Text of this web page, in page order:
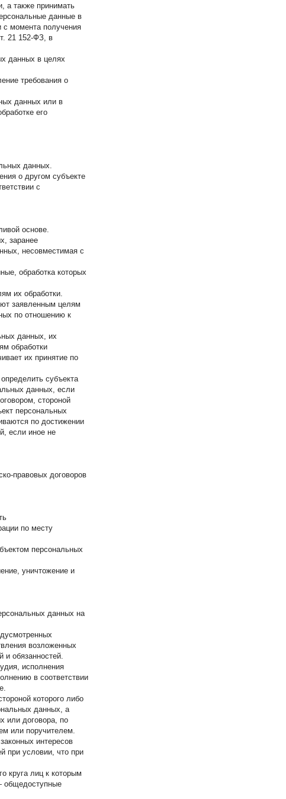
а также принимать
данные в
с момента получения
21 152-ФЗ, в
данных в целях
требования о
данных или в
его
данных.
о другом субъекте
с
основе.
заранее
несовместимая с
обработка которых
их обработки.
заявленным целям
по отношению к
данных, их
обработки
их принятие по
субъекта
данных, если
стороной
персональных
по достижении
если иное не
правовых договоров
по месту
персональных
уничтожение и
данных на
возложенных
и обязанностей.
исполнения
в соответствии
которого либо
данных, а
или договора, по
или поручителем.
интересов
при условии, что при
круга лиц к которым
общедоступные